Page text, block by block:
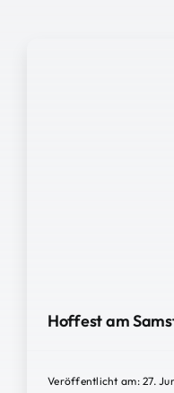
Hoffest am
Veröffentlicht am: 27.